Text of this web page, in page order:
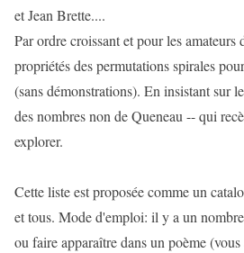
et Jean Brette....
Par ordre croissant et pour les amateurs
propriétés des permutations spirales
(sans démonstrations). En insistant sur
des nombres non de Queneau -- qui
explorer.
Cette liste est proposée comme un
et tous. Mode d'emploi: il y a un
ou faire apparaître dans un poème